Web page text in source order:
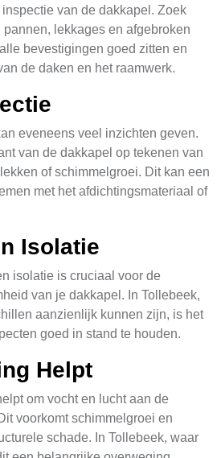
van de dakkapel. Zoek
lekkages en afgebroken
bevestigingen goed zitten en
de daken en het raamwerk.
eveneens veel inzichten geven.
van de dakkapel op tekenen van
of schimmelgroei. Dit kan een
met het afdichtingsmateriaal of
Isolatie
isolatie is cruciaal voor de
van je dakkapel. In Tollebeek,
aanzienlijk kunnen zijn, is het
goed in stand te houden.
Helpt
om vocht en lucht aan de
voorkomt schimmelgroei en
schade. In Tollebeek, waar